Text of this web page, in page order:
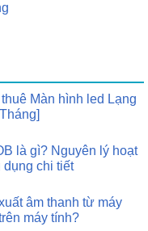
Màn hình led Lạng
là gì? Nguyên lý hoạt
chi tiết
âm thanh từ máy
máy tính?